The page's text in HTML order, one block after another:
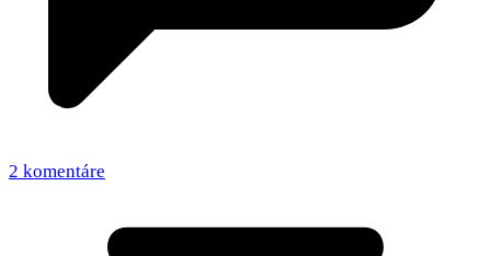
2 komentáre